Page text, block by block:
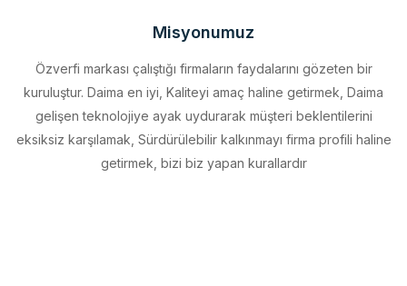
Özverfi markası çalıştığı firmaların faydalarını gözeten bir
gelişen teknolojiye ayak uydurarak müşteri beklentilerini
eksiksiz karşılamak, Sürdürülebilir kalkınmayı firma profili haline
getirmek, bizi biz yapan kurallardır